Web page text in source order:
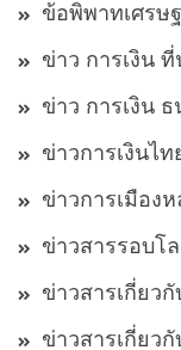
ข้อพิพาทเศรษ
ข่าว การเงิน
ข่าว การเงิน
ข่าวการเงินไท
ข่าวการเมือง
ข่าวสารรอบโ
ข่าวสารเกี่ยว
ข่าวสารเกี่ยว